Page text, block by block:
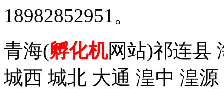
18982852951。
青海(孵化机网站)祁连县
城西 城北 大通 湟中 湟